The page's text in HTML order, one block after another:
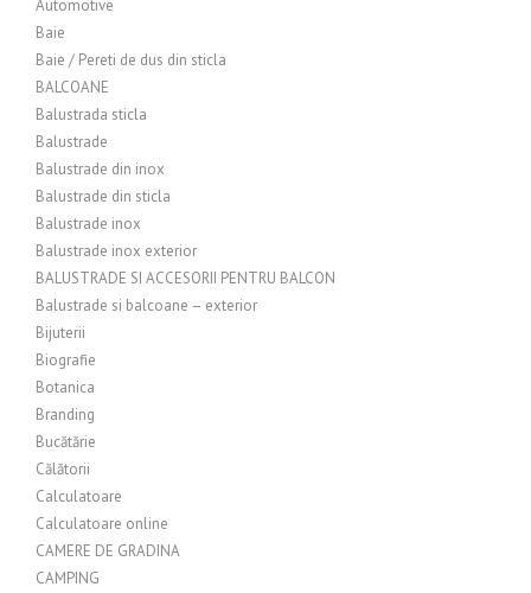
Automotive
Baie
Baie / Pereti de dus din sticla
BALCOANE
Balustrada sticla
Balustrade
Balustrade din inox
Balustrade din sticla
Balustrade inox
Balustrade inox exterior
BALUSTRADE SI ACCESORII PENTRU BALCON
Balustrade si balcoane – exterior
Bijuterii
Biografie
Botanica
Branding
Bucătărie
Călătorii
Calculatoare
Calculatoare online
CAMERE DE GRADINA
CAMPING